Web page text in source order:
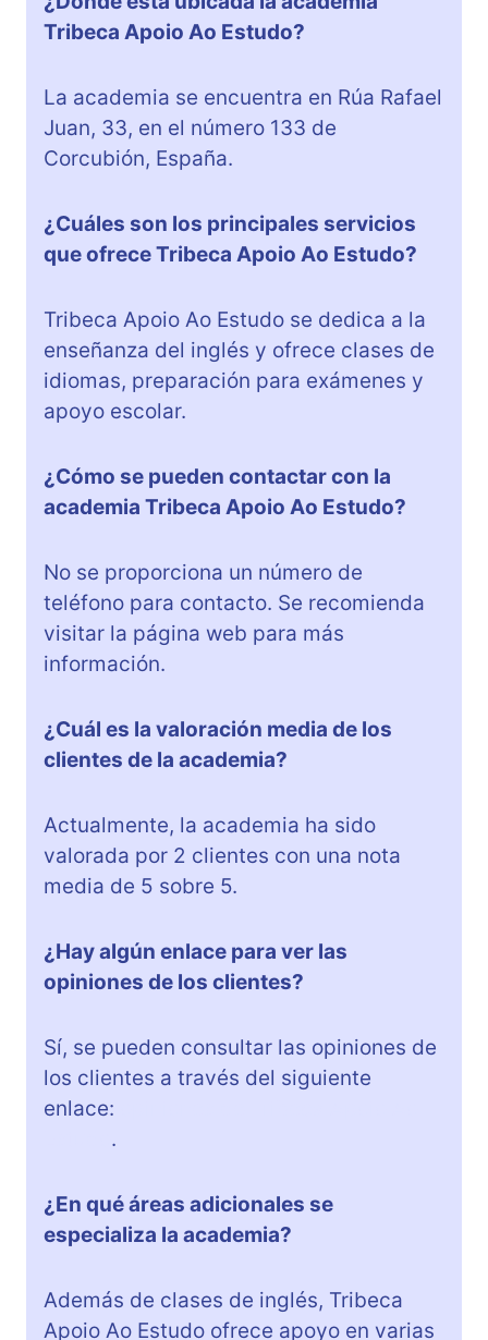
Tribeca Apoio Ao Estudo?
La academia se encuentra en Rúa Rafael
Juan, 33, en el número 133 de
Corcubión, España.
¿Cuáles son los principales servicios
que ofrece Tribeca Apoio Ao Estudo?
Tribeca Apoio Ao Estudo se dedica a la
enseñanza del inglés y ofrece clases de
idiomas, preparación para exámenes y
apoyo escolar.
¿Cómo se pueden contactar con la
academia Tribeca Apoio Ao Estudo?
No se proporciona un número de
teléfono para contacto. Se recomienda
visitar la página web para más
información.
¿Cuál es la valoración media de los
clientes de la academia?
Actualmente, la academia ha sido
valorada por 2 clientes con una nota
media de 5 sobre 5.
¿Hay algún enlace para ver las
opiniones de los clientes?
Sí, se pueden consultar las opiniones de
los clientes a través del siguiente
enlace:
.
¿En qué áreas adicionales se
especializa la academia?
Además de clases de inglés, Tribeca
Apoio Ao Estudo ofrece apoyo en varias